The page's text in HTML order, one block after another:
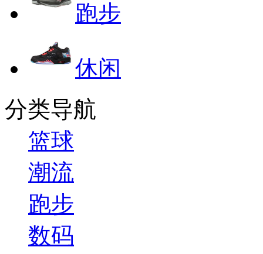
跑步
休闲
分类导航
篮球
潮流
跑步
数码